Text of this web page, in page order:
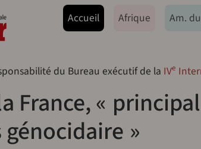
Navegação principal
Accueil Afrique Am.
du Bureau exécutif de la IVe
France, «
»